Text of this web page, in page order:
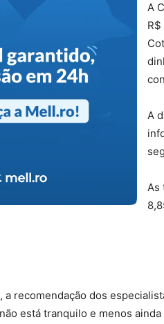
A
A
As
a recomendação dos
está tranquilo e menos